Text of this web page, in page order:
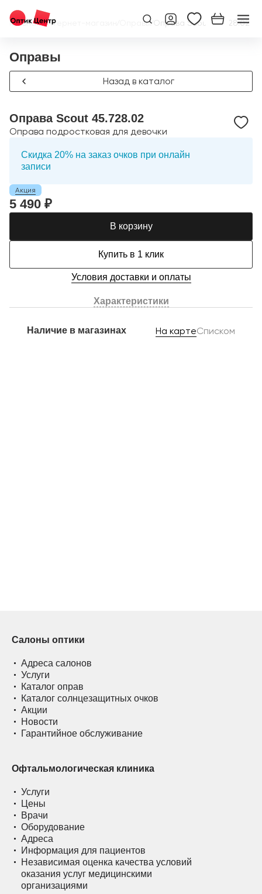
Главная/Интернет-магазин Оправы/Оправа Scout 45.728.02
Оправы
Назад в каталог
Оправа Scout 45.728.02
Оправа подростковая для девочки
Скидка 20% на заказ очков при онлайн
записи
Акция
5 490 ₽
В корзину
Купить в 1 клик
Условия доставки и оплаты
Характеристики
Наличие в магазинах На картеСписком
Салоны оптики
Адреса салонов
Услуги
Каталог оправ
Каталог солнцезащитных очков
Акции
Новости
Гарантийное обслуживание
Офтальмологическая клиника
Услуги
Цены
Врачи
Оборудование
Адреса
Информация для пациентов
Независимая оценка качества условий
оказания услуг медицинскими
организациями